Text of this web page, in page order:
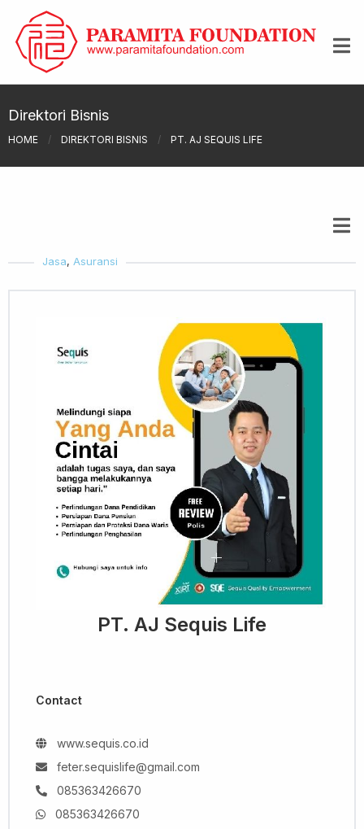
Direktori Bisnis
HOME / DIREKTORI BISNIS / PT. AJ SEQUIS LIFE
Jasa, Asuransi
PT. AJ Sequis Life
Contact
www.sequis.co.id
feter.sequislife@gmail.com
085363426670
085363426670